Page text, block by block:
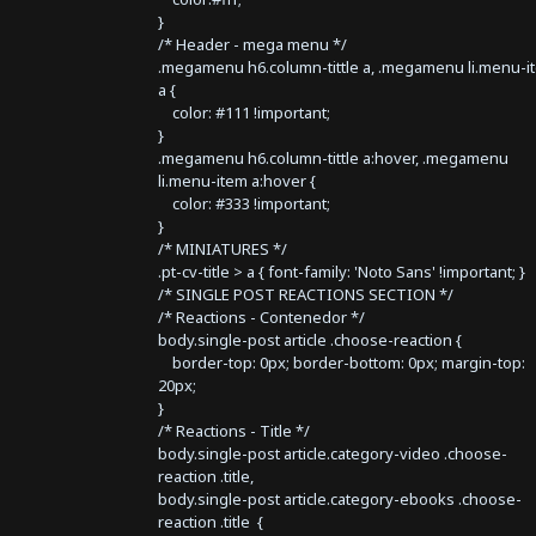
}
/* Header - mega menu */
.megamenu h6.column-tittle a, .megamenu li.menu-
a {
color: #111 !important;
}
.megamenu h6.column-tittle a:hover, .megamenu
li.menu-item a:hover {
color: #333 !important;
}
/* MINIATURES */
.pt-cv-title > a { font-family: 'Noto Sans' !important; }
/* SINGLE POST REACTIONS SECTION */
/* Reactions - Contenedor */
body.single-post article .choose-reaction {
border-top: 0px; border-bottom: 0px; margin-top:
20px;
}
/* Reactions - Title */
body.single-post article.category-video .choose-
reaction .title,
body.single-post article.category-ebooks .choose-
reaction .title {